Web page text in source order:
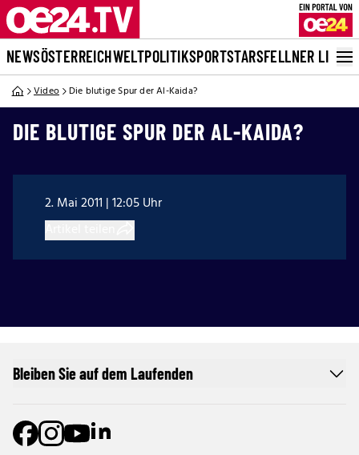
NEWSÖSTERREICHWELTPOLITIKSPORTSTARSFELLNER LIVE
Video Die blutige Spur der Al-Kaida?
DIE BLUTIGE SPUR DER AL-KAIDA?
2. Mai 2011 | 12:05 Uhr
Bleiben Sie auf dem Laufenden